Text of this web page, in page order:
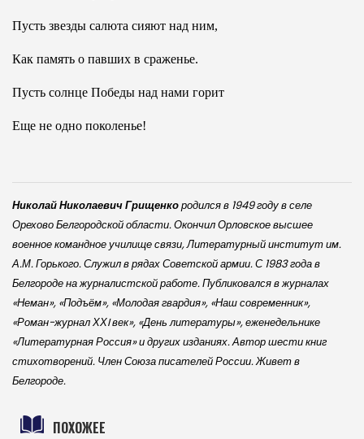
Пусть звезды салюта сияют над ним,
Как память о павших в сраженье.
Пусть солнце Победы над нами горит
Еще не одно поколенье!
Николай Николаевич Грищенкородился в 1949 году в селе
Орехово Белгородской области. Окончил Орловское высшее
военное командное училище связи, Литературный институт им.
А.М. Горького. Служил в рядах Советской армии. С 1983 года в
Белгороде на журналистской работе. Публиковался в журналах
«Неман», «Подъём», «Молодая гвардия», «Наш современник»,
«Роман-журнал ХХI век», «День литературы», еженедельнике
«Литературная Россия» и других изданиях. Автор шести книг
стихотворений. Член Союза писателей России. Живет в
Белгороде.
ПОХОЖЕЕ